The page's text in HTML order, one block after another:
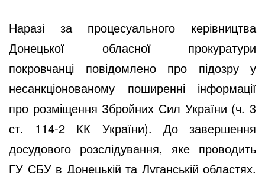
Наразі за процесуального керівництва
Донецької обласної прокуратури
покровчанці повідомлено про підозру у
несанкціонованому поширенні інформації
про розміщення Збройних Сил України (ч. 3
ст. 114-2 КК України). До завершення
досудового розслідування, яке проводить
ГУ СБУ в Донецькій та Луганській областях,